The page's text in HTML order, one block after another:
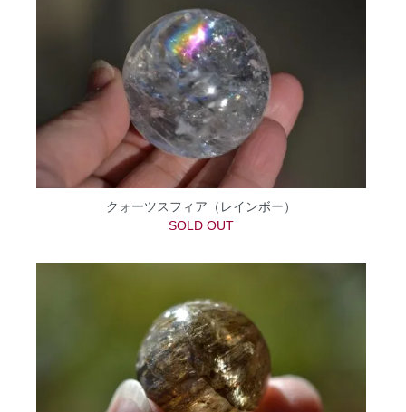
クォーツスフィア（レインボー）
SOLD OUT